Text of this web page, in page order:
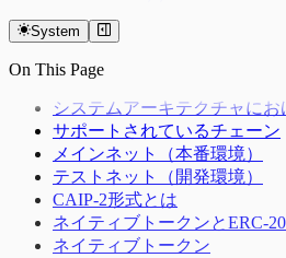
System
On This Page
システムアーキテクチャにお
サポートされているチェーン
メインネット（本番環境）
テストネット（開発環境）
CAIP-2形式とは
ネイティブトークンとERC-
ネイティブトークン